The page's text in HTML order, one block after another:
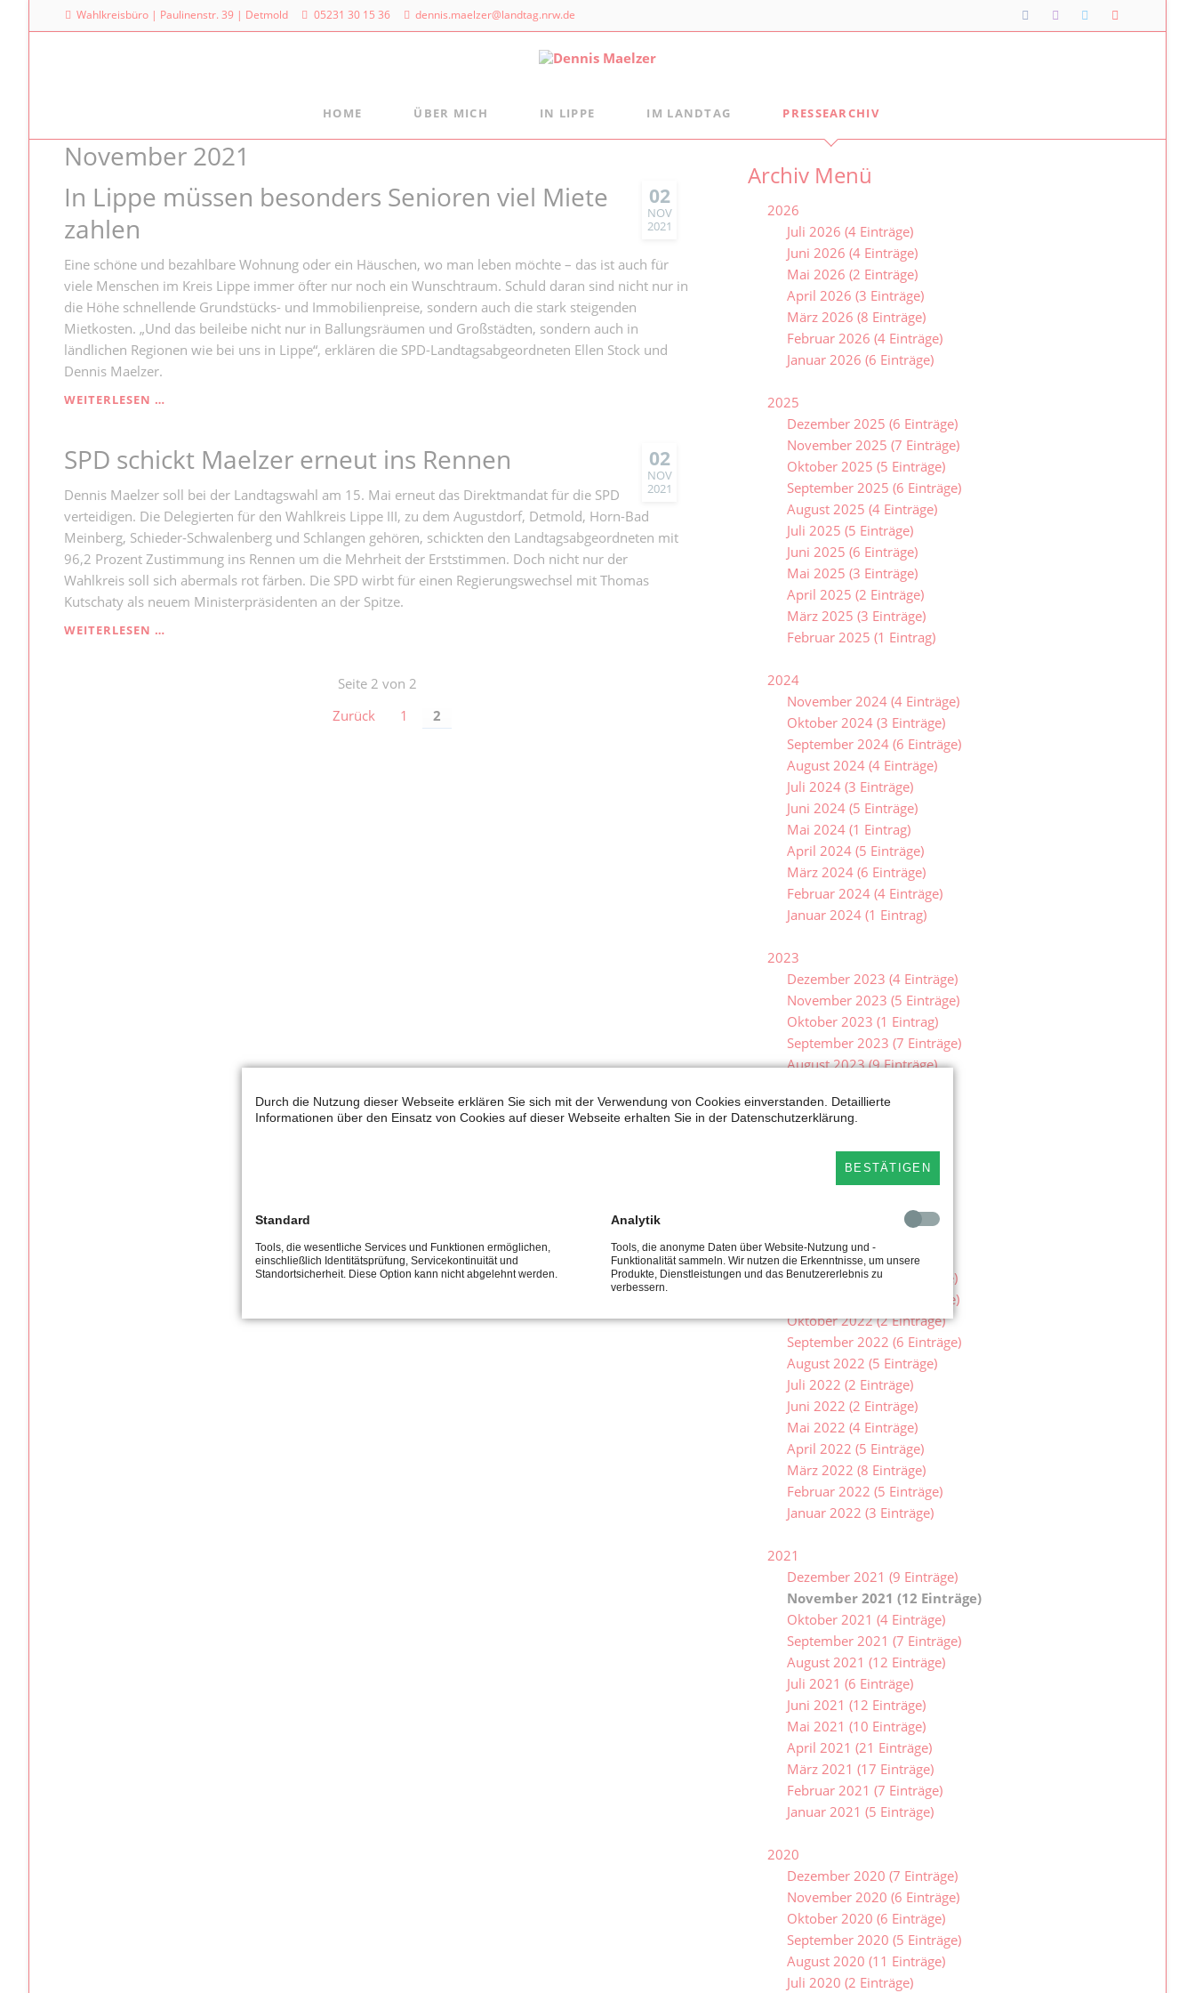
Wahlkreisbüro | Paulinenstr. 39 | Detmold 05231 30 15 36 dennis.maelzer@landtag.nrw.de
HOME ÜBER MICH
Meine politischen Schwerpunkte
IN LIPPE
Freizeittipps
IM LANDTAG
Meine Arbeit
Meine Anfragen
Meine Reden im Plenum
Landtag NRW
0211 884 - 20 25
Fraktion vor Ort
Alexander Baer
Besuche im Landtag
Jugendlandtag
PRESSEARCHIV
November 2021
02
NOV
2021
In Lippe müssen besonders Senioren viel Miete
zahlen
Eine schöne und bezahlbare Wohnung oder ein Häuschen, wo man leben möchte – das ist auch für
viele Menschen im Kreis Lippe immer öfter nur noch ein Wunschtraum. Schuld daran sind nicht nur in
die Höhe schnellende Grundstücks- und Immobilienpreise, sondern auch die stark steigenden
Mietkosten. „Und das beileibe nicht nur in Ballungsräumen und Großstädten, sondern auch in
ländlichen Regionen wie bei uns in Lippe“, erklären die SPD-Landtagsabgeordneten Ellen Stock und
Dennis Maelzer.
WEITERLESEN …
BESONDERS
SENIOREN
VIEL
MIETE
ZAHLEN
02
NOV
2021
SPD schickt Maelzer erneut ins Rennen
Dennis Maelzer soll bei der Landtagswahl am 15. Mai erneut das Direktmandat für die SPD
verteidigen. Die Delegierten für den Wahlkreis Lippe III, zu dem Augustdorf, Detmold, Horn-Bad
Meinberg, Schieder-Schwalenberg und Schlangen gehören, schickten den Landtagsabgeordneten mit
96,2 Prozent Zustimmung ins Rennen um die Mehrheit der Erststimmen. Doch nicht nur der
Wahlkreis soll sich abermals rot färben. Die SPD wirbt für einen Regierungswechsel mit Thomas
Kutschaty als neuem Ministerpräsidenten an der Spitze.
WEITERLESEN …
Seite 2 von 2
Zurück
1 2
Archiv Menü
2026
Juli 2026 (4 Einträge)
Juni 2026 (4 Einträge)
Mai 2026 (2 Einträge)
April 2026 (3 Einträge)
März 2026 (8 Einträge)
Februar 2026 (4 Einträge)
Januar 2026 (6 Einträge)
2025
Dezember 2025 (6 Einträge)
November 2025 (7 Einträge)
Oktober 2025 (5 Einträge)
September 2025 (6 Einträge)
August 2025 (4 Einträge)
Juli 2025 (5 Einträge)
Juni 2025 (6 Einträge)
Mai 2025 (3 Einträge)
April 2025 (2 Einträge)
März 2025 (3 Einträge)
Februar 2025 (1 Eintrag)
2024
November 2024 (4 Einträge)
Oktober 2024 (3 Einträge)
September 2024 (6 Einträge)
August 2024 (4 Einträge)
Juli 2024 (3 Einträge)
Juni 2024 (5 Einträge)
Mai 2024 (1 Eintrag)
April 2024 (5 Einträge)
März 2024 (6 Einträge)
Februar 2024 (4 Einträge)
Januar 2024 (1 Eintrag)
2023
Dezember 2023 (4 Einträge)
November 2023 (5 Einträge)
Oktober 2023 (1 Eintrag)
September 2023 (7 Einträge)
August 2023 (9 Einträge)
Juni 2023 (2 Einträge)
Mai 2023 (7 Einträge)
April 2023 (2 Einträge)
März 2023 (9 Einträge)
Januar 2023 (3 Einträge)
2022
Dezember 2022 (5 Einträge)
November 2022 (8 Einträge)
Oktober 2022 (2 Einträge)
September 2022 (6 Einträge)
August 2022 (5 Einträge)
Juli 2022 (2 Einträge)
Juni 2022 (2 Einträge)
Mai 2022 (4 Einträge)
April 2022 (5 Einträge)
März 2022 (8 Einträge)
Februar 2022 (5 Einträge)
Januar 2022 (3 Einträge)
2021
Dezember 2021 (9 Einträge)
November 2021 (12 Einträge)
Oktober 2021 (4 Einträge)
September 2021 (7 Einträge)
August 2021 (12 Einträge)
Juli 2021 (6 Einträge)
Juni 2021 (12 Einträge)
Mai 2021 (10 Einträge)
April 2021 (21 Einträge)
März 2021 (17 Einträge)
Februar 2021 (7 Einträge)
Januar 2021 (5 Einträge)
2020
Dezember 2020 (7 Einträge)
November 2020 (6 Einträge)
Oktober 2020 (6 Einträge)
September 2020 (5 Einträge)
August 2020 (11 Einträge)
Juli 2020 (2 Einträge)
Durch die Nutzung dieser Webseite erklären Sie sich mit der Verwendung von Cookies einverstanden. Detaillierte
Informationen über den Einsatz von Cookies auf dieser Webseite erhalten Sie in der Datenschutzerklärung.
BESTÄTIGEN
Standard
Tools, die wesentliche Services und Funktionen ermöglichen,
einschließlich Identitätsprüfung, Servicekontinuität und
Standortsicherheit. Diese Option kann nicht abgelehnt werden.
Analytik
Tools, die anonyme Daten über Website-Nutzung und -
Funktionalität sammeln. Wir nutzen die Erkenntnisse, um unsere
Produkte, Dienstleistungen und das Benutzererlebnis zu
verbessern.